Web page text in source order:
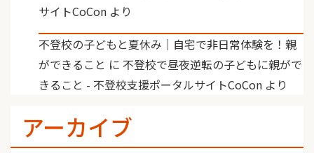
サイトCoCon より
不登校の子どもと夏休み｜自宅で非日常体験を！親
ができること に 不登校で昼夜逆転の子どもに親がで
きること - 不登校支援ポータルサイトCoCon より
アーカイブ